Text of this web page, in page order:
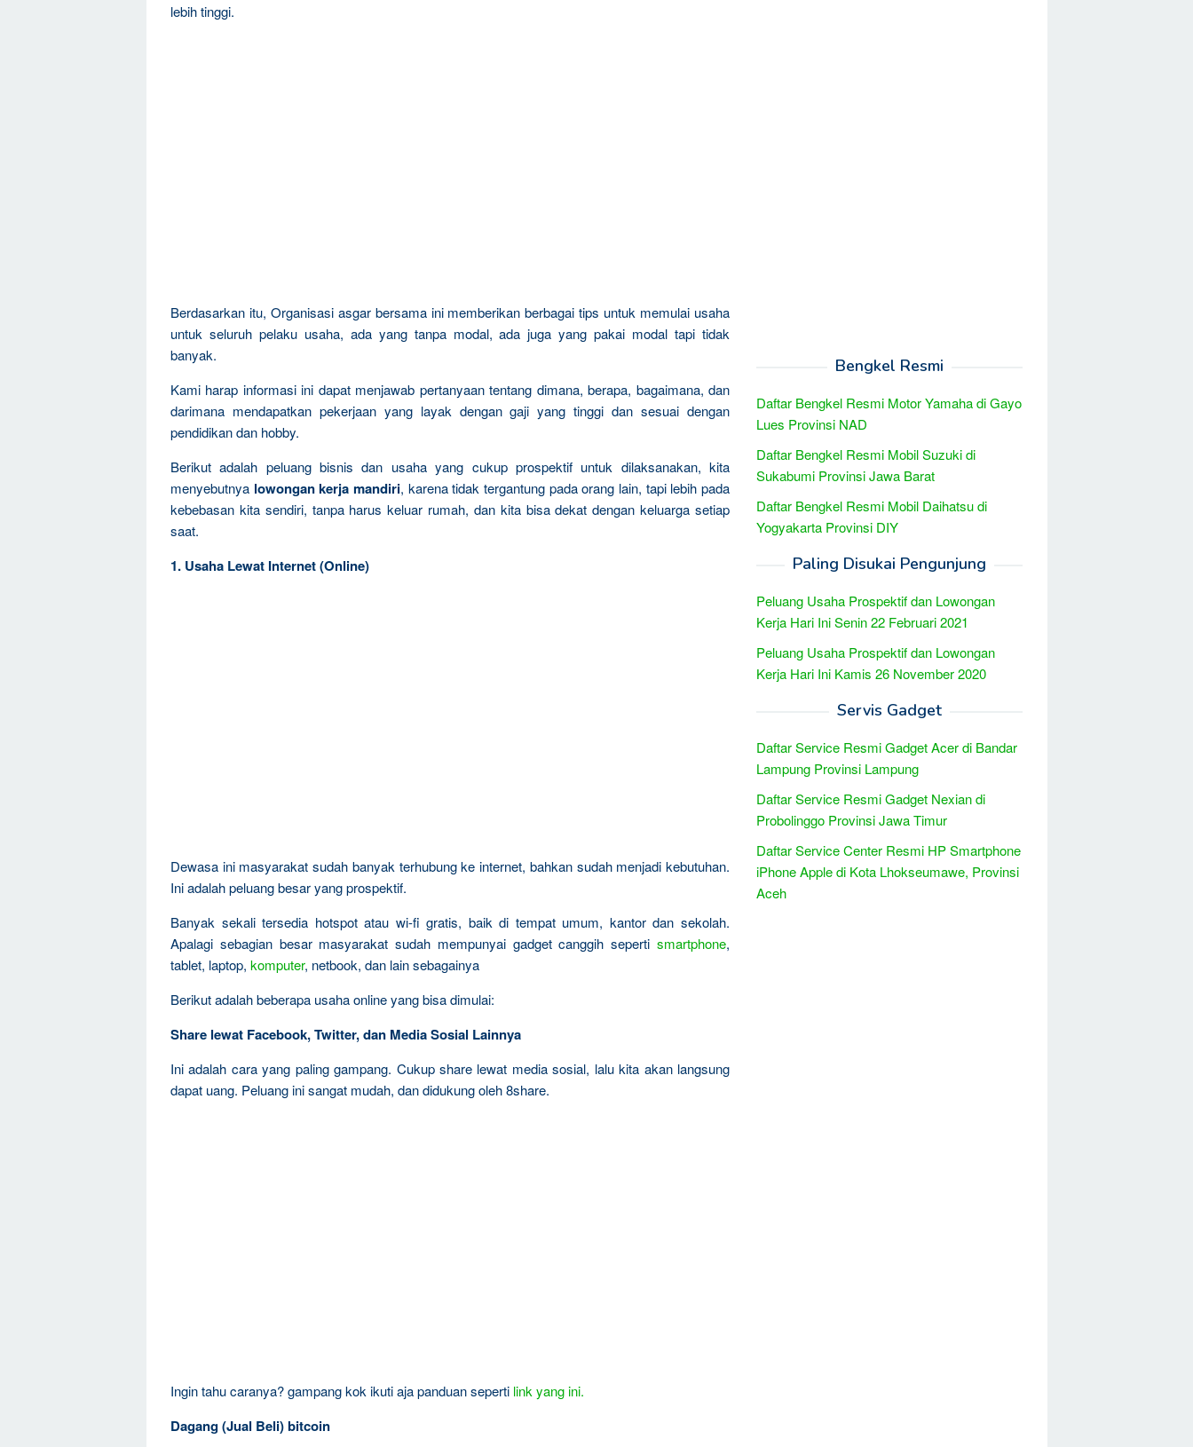
lebih tinggi.
Berdasarkan itu, Organisasi asgar bersama ini memberikan berbagai tips untuk memulai usaha
untuk seluruh pelaku usaha, ada yang tanpa modal, ada juga yang pakai modal tapi tidak
banyak.
Kami harap informasi ini dapat menjawab pertanyaan tentang dimana, berapa, bagaimana, dan
darimana mendapatkan pekerjaan yang layak dengan gaji yang tinggi dan sesuai dengan
pendidikan dan hobby.
Berikut adalah peluang bisnis dan usaha yang cukup prospektif untuk dilaksanakan, kita
menyebutnya lowongan kerja mandiri, karena tidak tergantung pada orang lain, tapi lebih pada
kebebasan kita sendiri, tanpa harus keluar rumah, dan kita bisa dekat dengan keluarga setiap
saat.
1. Usaha Lewat Internet (Online)
Dewasa ini masyarakat sudah banyak terhubung ke internet, bahkan sudah menjadi kebutuhan.
Ini adalah peluang besar yang prospektif.
Banyak sekali tersedia hotspot atau wi-fi gratis, baik di tempat umum, kantor dan sekolah.
Apalagi sebagian besar masyarakat sudah mempunyai gadget canggih seperti smartphone,
tablet, laptop, komputer, netbook, dan lain sebagainya
Berikut adalah beberapa usaha online yang bisa dimulai:
Share lewat Facebook, Twitter, dan Media Sosial Lainnya
Ini adalah cara yang paling gampang. Cukup share lewat media sosial, lalu kita akan langsung
dapat uang. Peluang ini sangat mudah, dan didukung oleh 8share.
Ingin tahu caranya? gampang kok ikuti aja panduan seperti link yang ini.
Dagang (Jual Beli) bitcoin
Bengkel Resmi
Daftar Bengkel Resmi Motor Yamaha di Gayo
Lues Provinsi NAD
Daftar Bengkel Resmi Mobil Suzuki di
Sukabumi Provinsi Jawa Barat
Daftar Bengkel Resmi Mobil Daihatsu di
Yogyakarta Provinsi DIY
Paling Disukai Pengunjung
Peluang Usaha Prospektif dan Lowongan
Kerja Hari Ini Senin 22 Februari 2021
Peluang Usaha Prospektif dan Lowongan
Kerja Hari Ini Kamis 26 November 2020
Servis Gadget
Daftar Service Resmi Gadget Acer di Bandar
Lampung Provinsi Lampung
Daftar Service Resmi Gadget Nexian di
Probolinggo Provinsi Jawa Timur
Daftar Service Center Resmi HP Smartphone
iPhone Apple di Kota Lhokseumawe, Provinsi
Aceh